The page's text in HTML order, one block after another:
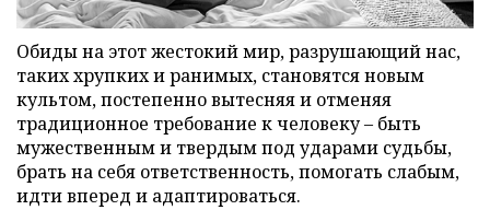
Обиды на этот жестокий мир, разрушающий нас,
таких хрупких и ранимых, становятся новым
культом, постепенно вытесняя и отменяя
традиционное требование к человеку – быть
мужественным и твердым под ударами судьбы,
брать на себя ответственность, помогать слабым,
идти вперед и адаптироваться.